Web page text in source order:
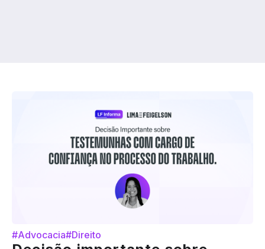
#Advocacia#Direito